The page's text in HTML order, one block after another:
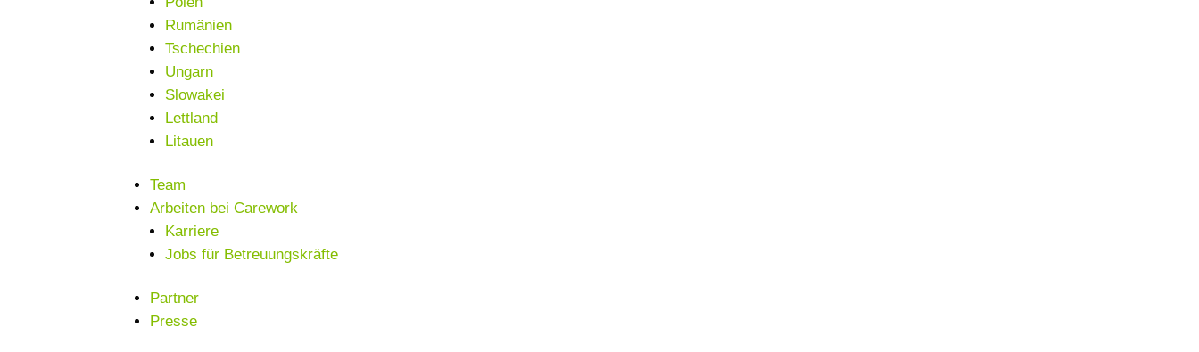
Rumänien
Tschechien
Ungarn
Slowakei
Lettland
Litauen
Team
Arbeiten bei Carework
Karriere
Jobs für Betreuungskräfte
Partner
Presse